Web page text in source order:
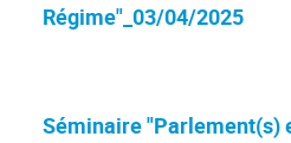
Régime"_03/04/2025
Séminaire "Parlement(s)